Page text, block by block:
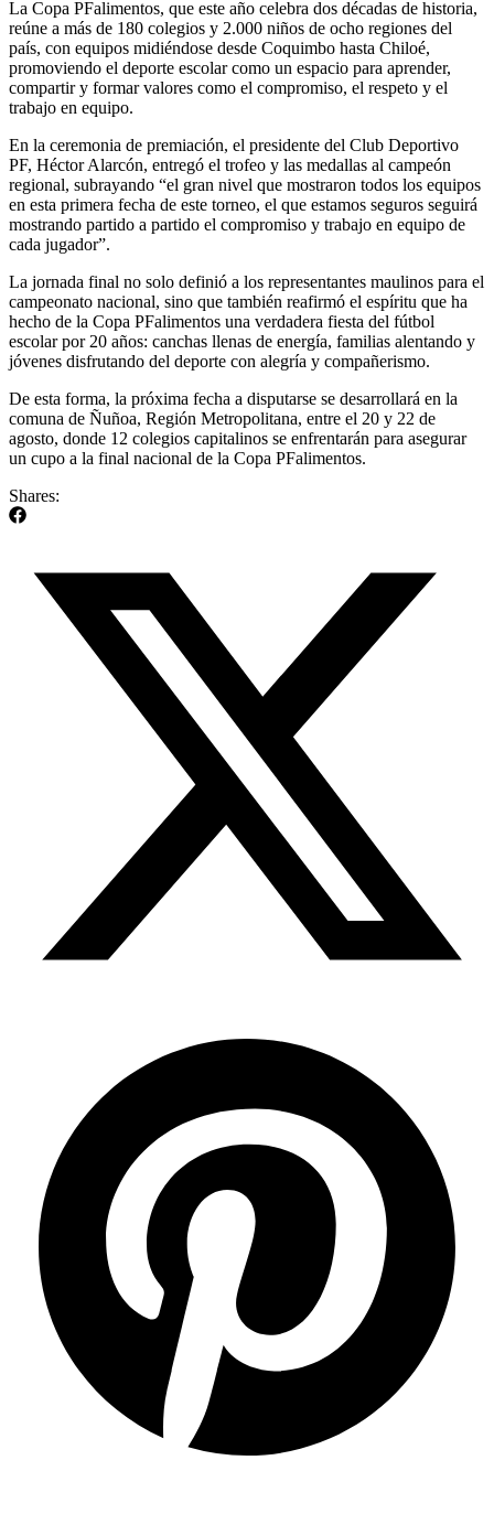
La Copa PFalimentos, que este año celebra dos décadas de historia,
reúne a más de 180 colegios y 2.000 niños de ocho regiones del
país, con equipos midiéndose desde Coquimbo hasta Chiloé,
promoviendo el deporte escolar como un espacio para aprender,
compartir y formar valores como el compromiso, el respeto y el
trabajo en equipo.
En la ceremonia de premiación, el presidente del Club Deportivo
PF, Héctor Alarcón, entregó el trofeo y las medallas al campeón
regional, subrayando “el gran nivel que mostraron todos los equipos
en esta primera fecha de este torneo, el que estamos seguros seguirá
mostrando partido a partido el compromiso y trabajo en equipo de
cada jugador”.
La jornada final no solo definió a los representantes maulinos para el
campeonato nacional, sino que también reafirmó el espíritu que ha
hecho de la Copa PFalimentos una verdadera fiesta del fútbol
escolar por 20 años: canchas llenas de energía, familias alentando y
jóvenes disfrutando del deporte con alegría y compañerismo.
De esta forma, la próxima fecha a disputarse se desarrollará en la
comuna de Ñuñoa, Región Metropolitana, entre el 20 y 22 de
agosto, donde 12 colegios capitalinos se enfrentarán para asegurar
un cupo a la final nacional de la Copa PFalimentos.
Shares: